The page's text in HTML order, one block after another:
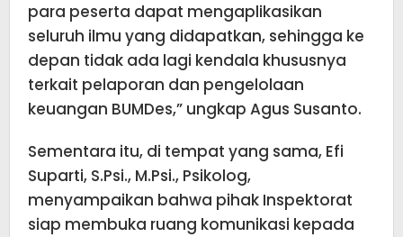
para peserta dapat mengaplikasikan
seluruh ilmu yang didapatkan, sehingga ke
depan tidak ada lagi kendala khususnya
terkait pelaporan dan pengelolaan
keuangan BUMDes,” ungkap Agus Susanto.
Sementara itu, di tempat yang sama, Efi
Suparti, S.Psi., M.Psi., Psikolog,
menyampaikan bahwa pihak Inspektorat
siap membuka ruang komunikasi kepada